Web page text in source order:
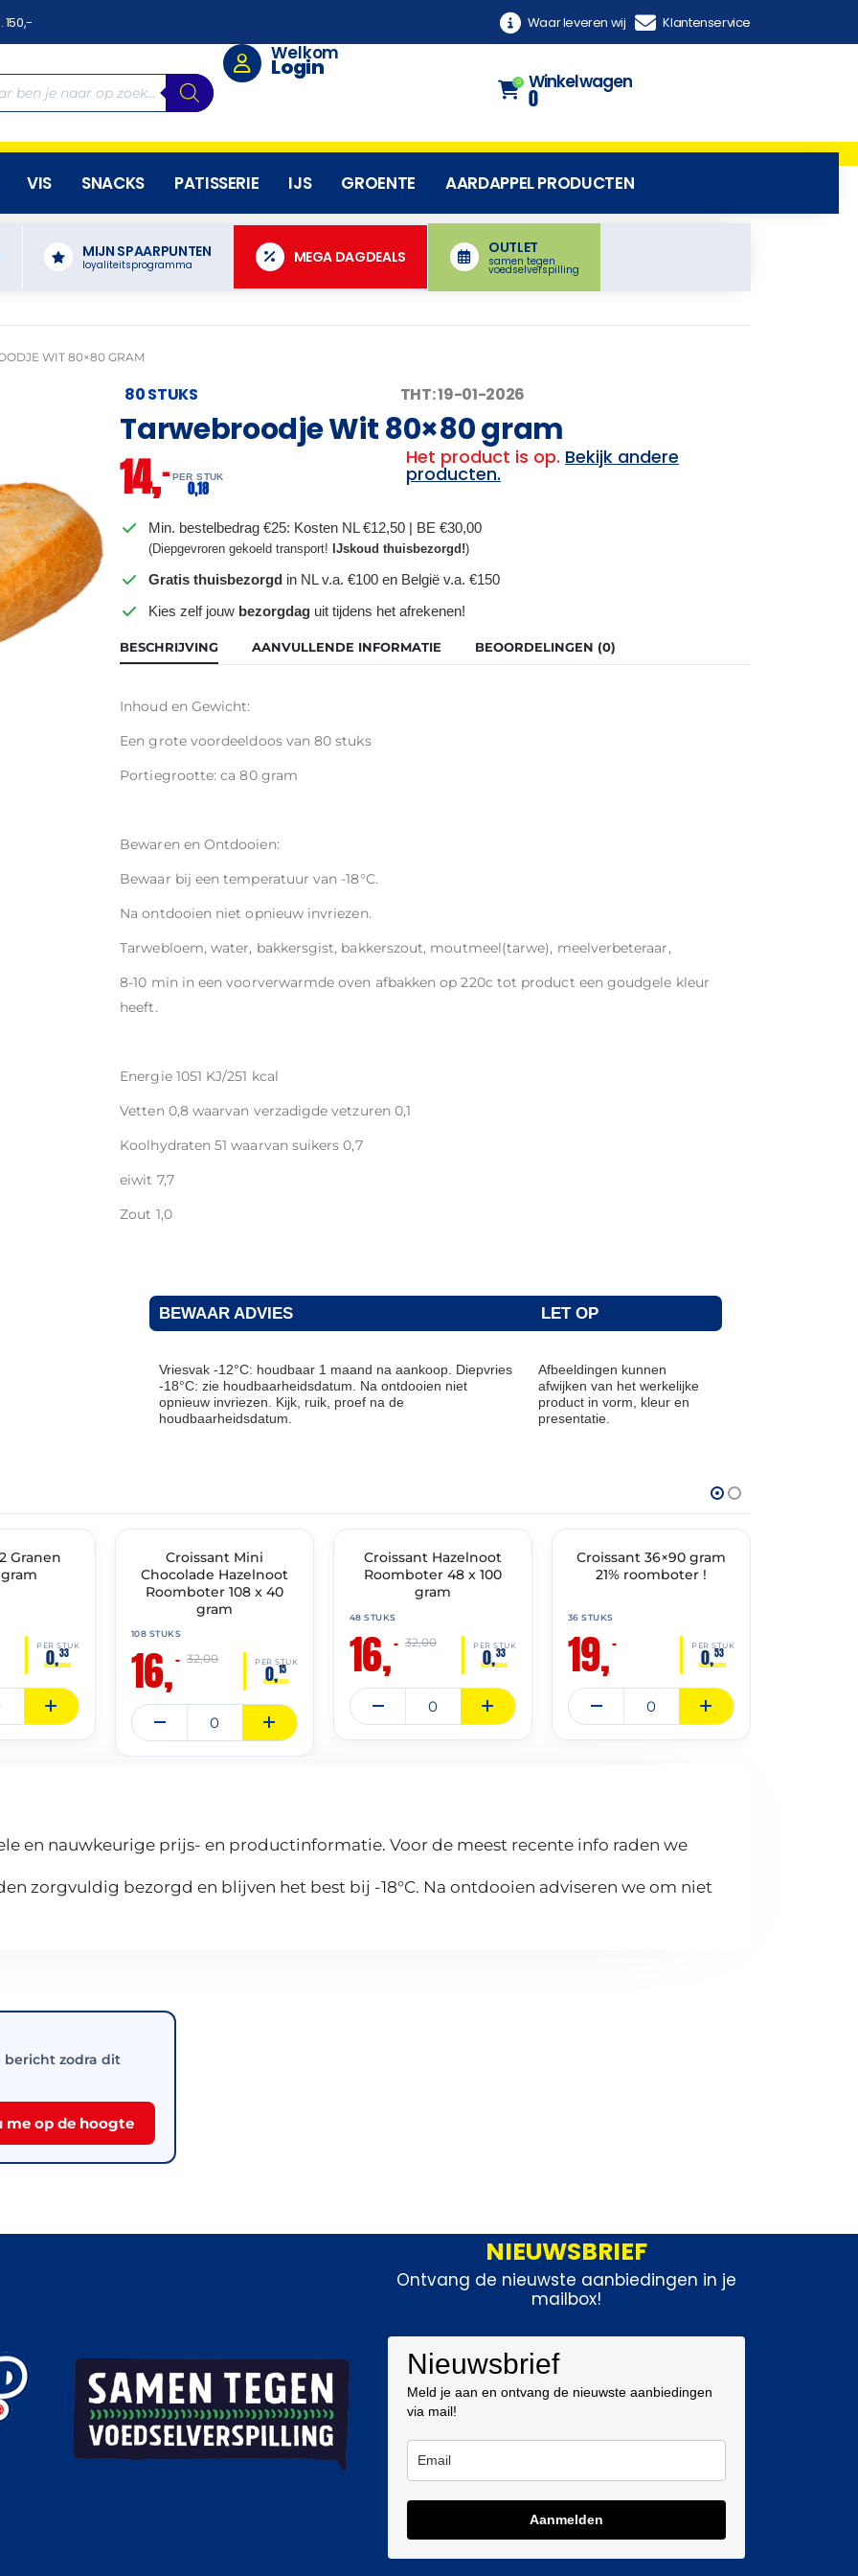
150,- Waar leveren wij Klantenservice
Welkom
Login
0 Winkelwagen
0
VIS SNACKS PATISSERIE IJS GROENTE AARDAPPEL PRODUCTEN
MIJN SPAARPUNTEN
loyaliteitsprogramma MEGA DAGDEALS
OUTLET
samen tegen
voedselverspilling
WIT 80×80 GRAM
80 STUKS THT: 19-01-2026
Tarwebroodje Wit 80×80 gram
14,– PER STUK
0,18
Het product is op. Bekijk andere
producten.
Min. bestelbedrag €25: Kosten NL €12,50 | BE €30,00
(Diepgevroren gekoeld transport!IJskoud thuisbezorgd!)
Gratis thuisbezorgd in NL v.a. €100 en België v.a. €150
Kies zelf jouw bezorgdag uit tijdens het afrekenen!
BESCHRIJVING AANVULLENDE INFORMATIE BEOORDELINGEN (0)
Inhoud en Gewicht:
Een grote voordeeldoos van 80 stuks
Portiegrootte: ca 80 gram
Bewaren en Ontdooien:
Bewaar bij een temperatuur van -18°C.
Na ontdooien niet opnieuw invriezen.
Tarwebloem, water, bakkersgist, bakkerszout, moutmeel(tarwe), meelverbeteraar,
8-10 min in een voorverwarmde oven afbakken op 220c tot product een goudgele kleur
heeft.
Energie 1051 KJ/251 kcal
Vetten 0,8 waarvan verzadigde vetzuren 0,1
Koolhydraten 51 waarvan suikers 0,7
eiwit 7,7
Zout 1,0
BEWAAR ADVIES LET OP
Vriesvak -12°C: houdbaar 1 maand na aankoop. Diepvries
-18°C: zie houdbaarheidsdatum. Na ontdooien niet
opnieuw invriezen. Kijk, ruik, proef na de
houdbaarheidsdatum.
Afbeeldingen kunnen
afwijken van het werkelijke
product in vorm, kleur en
presentatie.
Granen
PER STUK
0,33
🔥 OP=OPCroissant Mini
Chocolade Hazelnoot
Roomboter 108 x 40
gram
108 STUKS
16,– PER STUK
0,15
32,00
🔥 OP=OP
Croissant Hazelnoot
Roomboter 48 x 100
gram
48 STUKS
16,– PER STUK
0,33
32,00
🔥 OP=OP
Croissant 36×90 gram
21% roomboter !
36 STUKS
19,– PER STUK
0,53
en nauwkeurige prijs- en productinformatie. Voor de meest recente info raden we
zorgvuldig bezorgd en blijven het best bij -18°C. Na ontdooien adviseren we om niet
bericht zodra dit
me op de hoogte
NIEUWSBRIEF
Ontvang de nieuwste aanbiedingen in je
mailbox!
Nieuwsbrief
Meld je aan en ontvang de nieuwste aanbiedingen
via mail!
Aanmelden